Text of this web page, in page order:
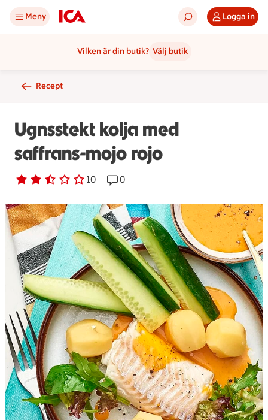
Meny Logga in
Vilken är din butik? Välj butik
Recept
Ugnsstekt kolja med
saffrans-mojo rojo
Betyg 2.6 av 5. 10
10 personer har röstatReceptet har 0 kommentarer
0